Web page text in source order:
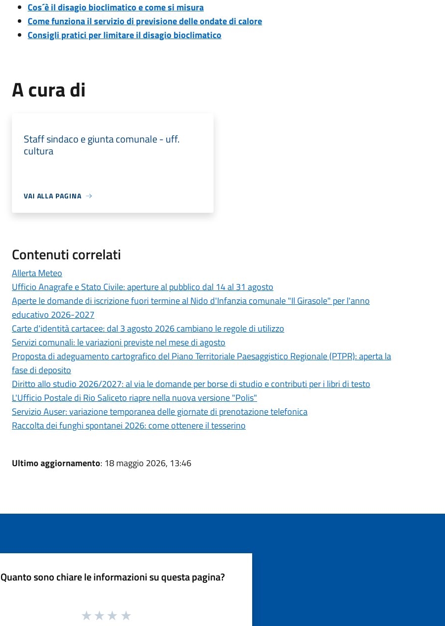
Cos´è il disagio bioclimatico e come si misura
Come funziona il servizio di previsione delle ondate di calore
Consigli pratici per limitare il disagio bioclimatico
A cura di
Staff sindaco e giunta comunale - uff.
cultura
VAI ALLA PAGINA
Contenuti correlati
Allerta Meteo
Ufficio Anagrafe e Stato Civile: aperture al pubblico dal 14 al 31 agosto
Aperte le domande di iscrizione fuori termine al Nido d'Infanzia comunale "Il Girasole" per l'anno
educativo 2026-2027
Carte d'identità cartacee: dal 3 agosto 2026 cambiano le regole di utilizzo
Servizi comunali: le variazioni previste nel mese di agosto
Proposta di adeguamento cartografico del Piano Territoriale Paesaggistico Regionale (PTPR): aperta la
fase di deposito
Diritto allo studio 2026/2027: al via le domande per borse di studio e contributi per i libri di testo
L'Ufficio Postale di Rio Saliceto riapre nella nuova versione "Polis"
Servizio Auser: variazione temporanea delle giornate di prenotazione telefonica
Raccolta dei funghi spontanei 2026: come ottenere il tesserino
Ultimo aggiornamento: 18 maggio 2026, 13:46
Quanto sono chiare le informazioni su questa pagina?